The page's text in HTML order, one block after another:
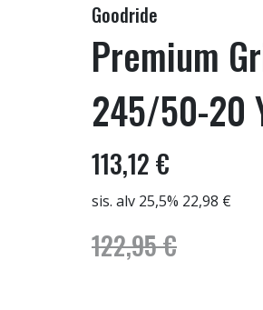
Goodride
Premium
245/50-20
113,12 €
sis. alv 25,5% 22,98 €
122,95 €